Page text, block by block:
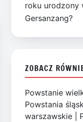
roku urodzony
Gersanzang?
ZOBACZ
Powstanie
Powstania
warszawskie